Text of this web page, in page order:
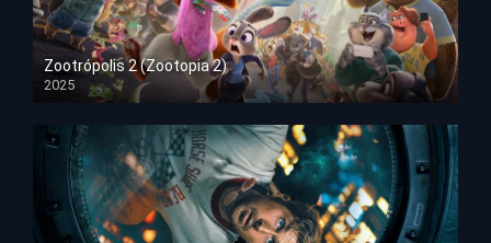
Zootrópolis 2 (Zootopia 2)
2025
HD 1080p